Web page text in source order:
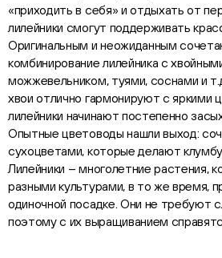
«приходить в себя» и отдыхать от
лилейники смогут поддерживать
Оригинальным и неожиданным
комбинирование лилейника с
можжевельником, туями, соснами и
хвои отлично гармонируют с яркими
лилейники начинают постепенно
Опытные цветоводы нашли выход:
сухоцветами, которые делают
Лилейники – многолетние растения,
разными культурами, в то же время,
одиночной посадке. Они не требуют
поэтому с их выращиванием